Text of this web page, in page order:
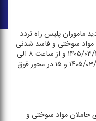
ماموران پلیس راه تردد
مواد سوختی و فاسد شدنی
از ساعت ۱۲ الی ۲۴ روز چهارشنبه مورخ ۱۴۰۵/۰۳/۱۳ و از ساعت ۸ الی
۲۴ روز‌های پنجشنبه و جمعه مورخ‌های ۱۴۰۵/۰۳/۱۴ و ۱۵ در محور فوق
حاملان مواد سوختی و